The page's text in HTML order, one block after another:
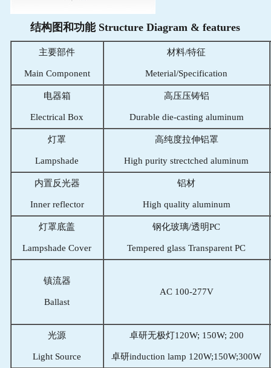
结构图和功能 Structure Diagram & features
主要部件
Main Component
材料/特征
Meterial/Specification
电器箱
Electrical Box
高压压铸铝
Durable die-casting aluminum
灯罩
Lampshade
高纯度拉伸铝罩
High purity strectched aluminum
内置反光器
Inner reflector
铝材
High quality aluminum
灯罩底盖
Lampshade Cover
钢化玻璃/透明PC
Tempered glass Transparent PC
镇流器
Ballast
AC 100-277V
光源
Light Source
卓研无极灯120W; 150W; 200
卓研induction lamp 120W;150W;300W